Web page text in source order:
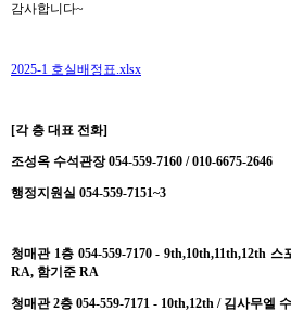
감사합니다~
2025-1 호실배정표.xlsx
[각 층 대표 전화]
조성옥 수석관장 054-559-7160 / 010-6675-2646
행정지원실 054-559-7151~3
청매관 1층 054-559-7170 - 9th,10th,11th,12th
RA, 함기준 RA
청매관 2층 054-559-7171 - 10th,12th / 김사무엘